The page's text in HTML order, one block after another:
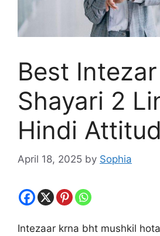
Best Intezar
Shayari 2
Hindi
April 18, 2025 by Sophia
Intezaar krna bht mushkil